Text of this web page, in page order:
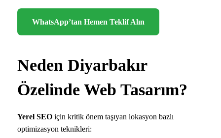
WhatsApp’tan Hemen Teklif Alın
Neden Diyarbakır
Özelinde Web Tasarım?
Yerel SEO için kritik önem taşıyan lokasyon bazlı
optimizasyon teknikleri: